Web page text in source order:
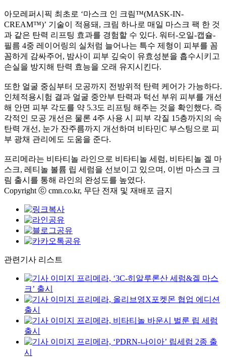
아모레퍼시픽 최초로 ‘마스크 인 크림™(MASK-IN-
CREAM™)’ 기술이 적용돼, 크림 하나로 매일 마스크 팩 한 것
과 같은 탄력 리프팅 효과를 경험할 수 있다. 워터-오일-캡슐-
필름 4중 레이어링의 실처럼 늘어나는 특수 제형이 피부를 꼼
꼼하게 감싸주어, 밤사이 피부 깊숙이 유효성분을 흡수시키고
손실을 방지해 탄력 효능을 오래 유지시킨다.
또한 얼굴 중심부터 모공까지 전방위적 탄력 케어가 가능하다.
인체적용시험 결과 얼굴 중안부 탄력과 턱선 부위 피부를 개선
해 안면 피부 각도를 약 5.3도 리프팅 해주는 것을 확인했다. 즉
각적인 모공 개선은 물론 4주 사용 시 피부 각질 15층까지의 속
탄력 개선, 눈가 잔주름까지 개선하며 비타민C 부스팅으로 피
부 광채 관리에도 도움을 준다.
프리메라는 비타티놀 라인으로 비타티놀 세럼, 비타티놀 겔 마
스크, 레티놀 볼륨 립 세럼을 선보이고 있으며, 이번 마스크 크
림 출시를 통해 라인의 완성도를 높였다.
Copyright ⓒ cmn.co.kr, 무단 전재 및 재배포 금지
관련기사 리스트
프리메라, ‘3C-히알루론산 세럼&겔 마스
크’ 출시
프리메라, 올리브영X포켓몬 협업 에디션
출시
프리메라, 비타티놀 바운시 벌룬 립 세럼
출시
프리메라, ‘PDRN-나이아’ 립세럼 2종 출
시